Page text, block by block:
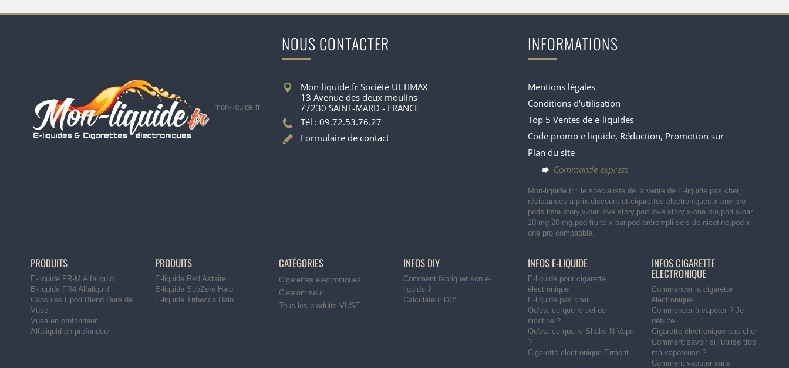
mon-liquide.fr
NOUS CONTACTER
Mon-liquide.fr Société ULTIMAX
13 Avenue des deux moulins
77230 SAINT-MARD - FRANCE
Tél : 09.72.53.76.27
Formulaire de contact
INFORMATIONS
Mentions légales
Conditions d'utilisation
Top 5 Ventes de e-liquides
Code promo e liquide, Réduction, Promotion sur
Plan du site
Commande express
Mon-liquide.fr : le spécialiste de la vente de E-liquide pas cher,
résistances à prix discount et cigarettes électroniques.x-one pro
pods love story,x-bar love story,pod love story x-one pro,pod x-bar
10 mg 20 mg,pod fruité x-bar,pod prérempli sels de nicotine,pod x-
one pro compatible.
PRODUITS
E-liquide FR-M Alfaliquid
E-liquide FR4 Alfaliquid
Capsules Epod Blend Doré de
Vuse
Vuse en profondeur
Alfaliquid en profondeur
PRODUITS
E-liquide Red Astaire
E-liquide SubZero Halo
E-liquide Tribecca Halo
CATÉGORIES
Cigarettes électroniques
Clearomiseur
Tous les produits VUSE
INFOS DIY
Comment fabriquer son e-
liquide ?
Calculateur DIY
INFOS E-LIQUIDE
E-liquide pour cigarette
électronique
E-liquide pas cher
Qu'est ce que le sel de
nicotine ?
Qu'est ce que le Shake N Vape
?
Cigarette electronique Ermont
INFOS CIGARETTE
ELECTRONIQUE
Commencer la cigarette
électronique
Commencer à vapoter ? Je
débute
Cigarette électronique pas cher
Comment savoir si j'utilise trop
ma vapoteuse ?
Comment vapoter sans